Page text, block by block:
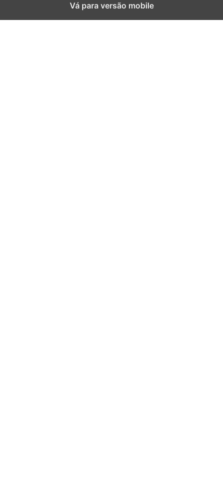
Vá para versão mobile